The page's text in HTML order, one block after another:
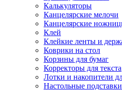
Калькуляторы
Канцелярские мелочи
Канцелярские
Клей
Клейкие ленты и
Коврики на стол
Корзины для бумаг
Корректоры для текста
Лотки и накопители
Настольные